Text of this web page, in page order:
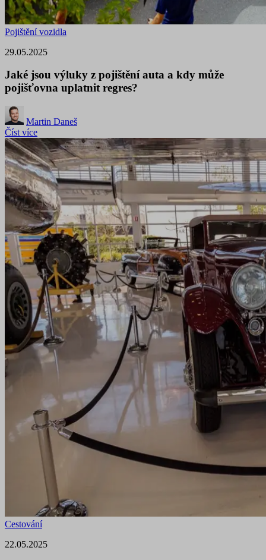
Pojištění vozidla
29.05.2025
Jaké jsou výluky z pojištění auta a kdy může
pojišťovna uplatnit regres?
Martin Daneš
Číst více
Cestování
22.05.2025